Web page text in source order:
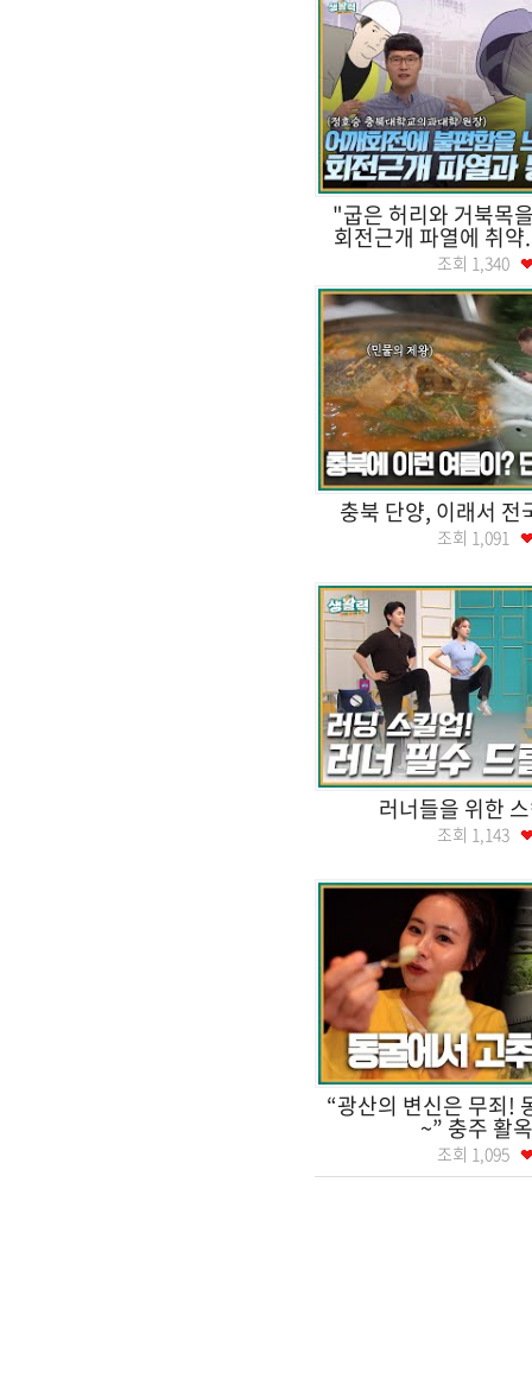
"굽은 허리와 거북목
회전근개 파열에 취
조회 1,340
충북 단양, 이래서 전
조회 1,091
러너들을 위한
조회 1,143
“광산의 변신은 무죄!
~” 충주 활
조회 1,095